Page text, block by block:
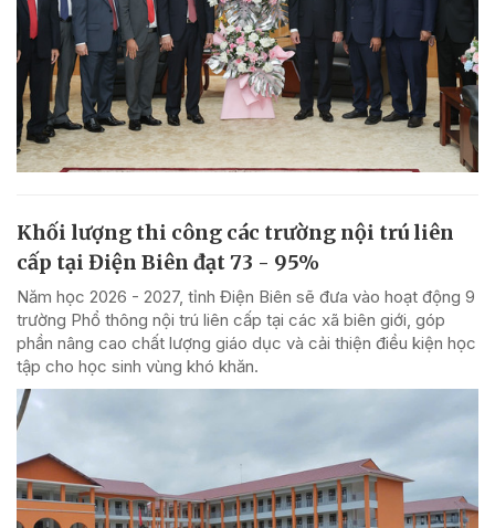
Khối lượng thi công các trường nội trú liên
cấp tại Điện Biên đạt 73 - 95%
Năm học 2026 - 2027, tỉnh Điện Biên sẽ đưa vào hoạt động 9
trường Phổ thông nội trú liên cấp tại các xã biên giới, góp
phần nâng cao chất lượng giáo dục và cải thiện điều kiện học
tập cho học sinh vùng khó khăn.